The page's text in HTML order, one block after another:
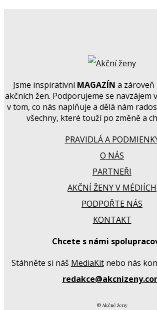
Jsme inspirativníMAGAZÍN a zároveň
akčních žen. Podporujeme se navzájem
v tom, co nás naplňuje a dělá nám
všechny, které touží po změně a
PRAVIDLÁ A
O NÁS
PARTNEŘI
AKČNÍ ŽENY V MÉDIÍCH
PODPOŘTE NÁS
KONTAKT
Chcete s námi
Stáhněte si náš MediaKitnebo nás
© Akčné ženy